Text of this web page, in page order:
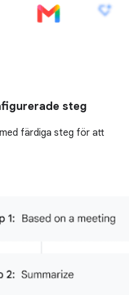
steg
färdiga steg för att